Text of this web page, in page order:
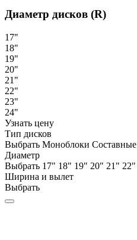
Диаметр дисков (R)
17"
18"
19"
20"
21"
22"
23"
24"
Узнать цену
Тип дисков
Выбрать Моноблоки Составные
Диаметр
Выбрать 17" 18" 19" 20" 21" 22"
Ширина и вылет
Выбрать